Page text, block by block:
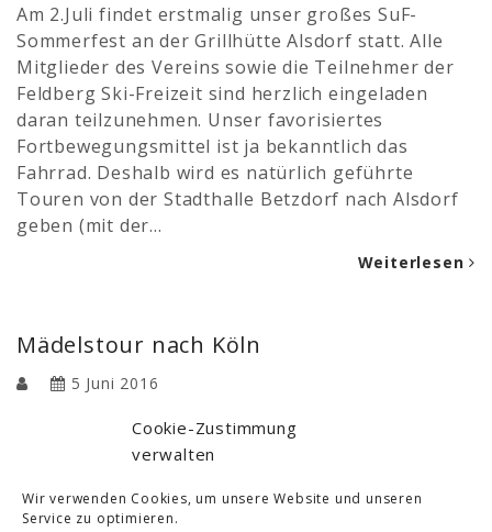
Cookie-Zustimmung
verwalten
Wir verwenden Cookies, um unsere Website und unseren
Service zu optimieren.
Am 2.Juli findet erstmalig unser großes SuF-
Sommerfest an der Grillhütte Alsdorf statt. Alle
Mitglieder des Vereins sowie die Teilnehmer der
Feldberg Ski-Freizeit sind herzlich eingeladen
daran teilzunehmen. Unser favorisiertes
Fortbewegungsmittel ist ja bekanntlich das
Fahrrad. Deshalb wird es natürlich geführte
Touren von der Stadthalle Betzdorf nach Alsdorf
geben (mit der…
Weiterlesen
Mädelstour nach Köln
5 Juni 2016
Bei allerbesten Wetter starteten am Samstag den
21. Mai 2016, 17 Frauen vom Verein mit den
von Betzdorf und der Rest fuhr mit dem Zug nach
Au, wo man sich dann um 10.45 Uhr traf, um die